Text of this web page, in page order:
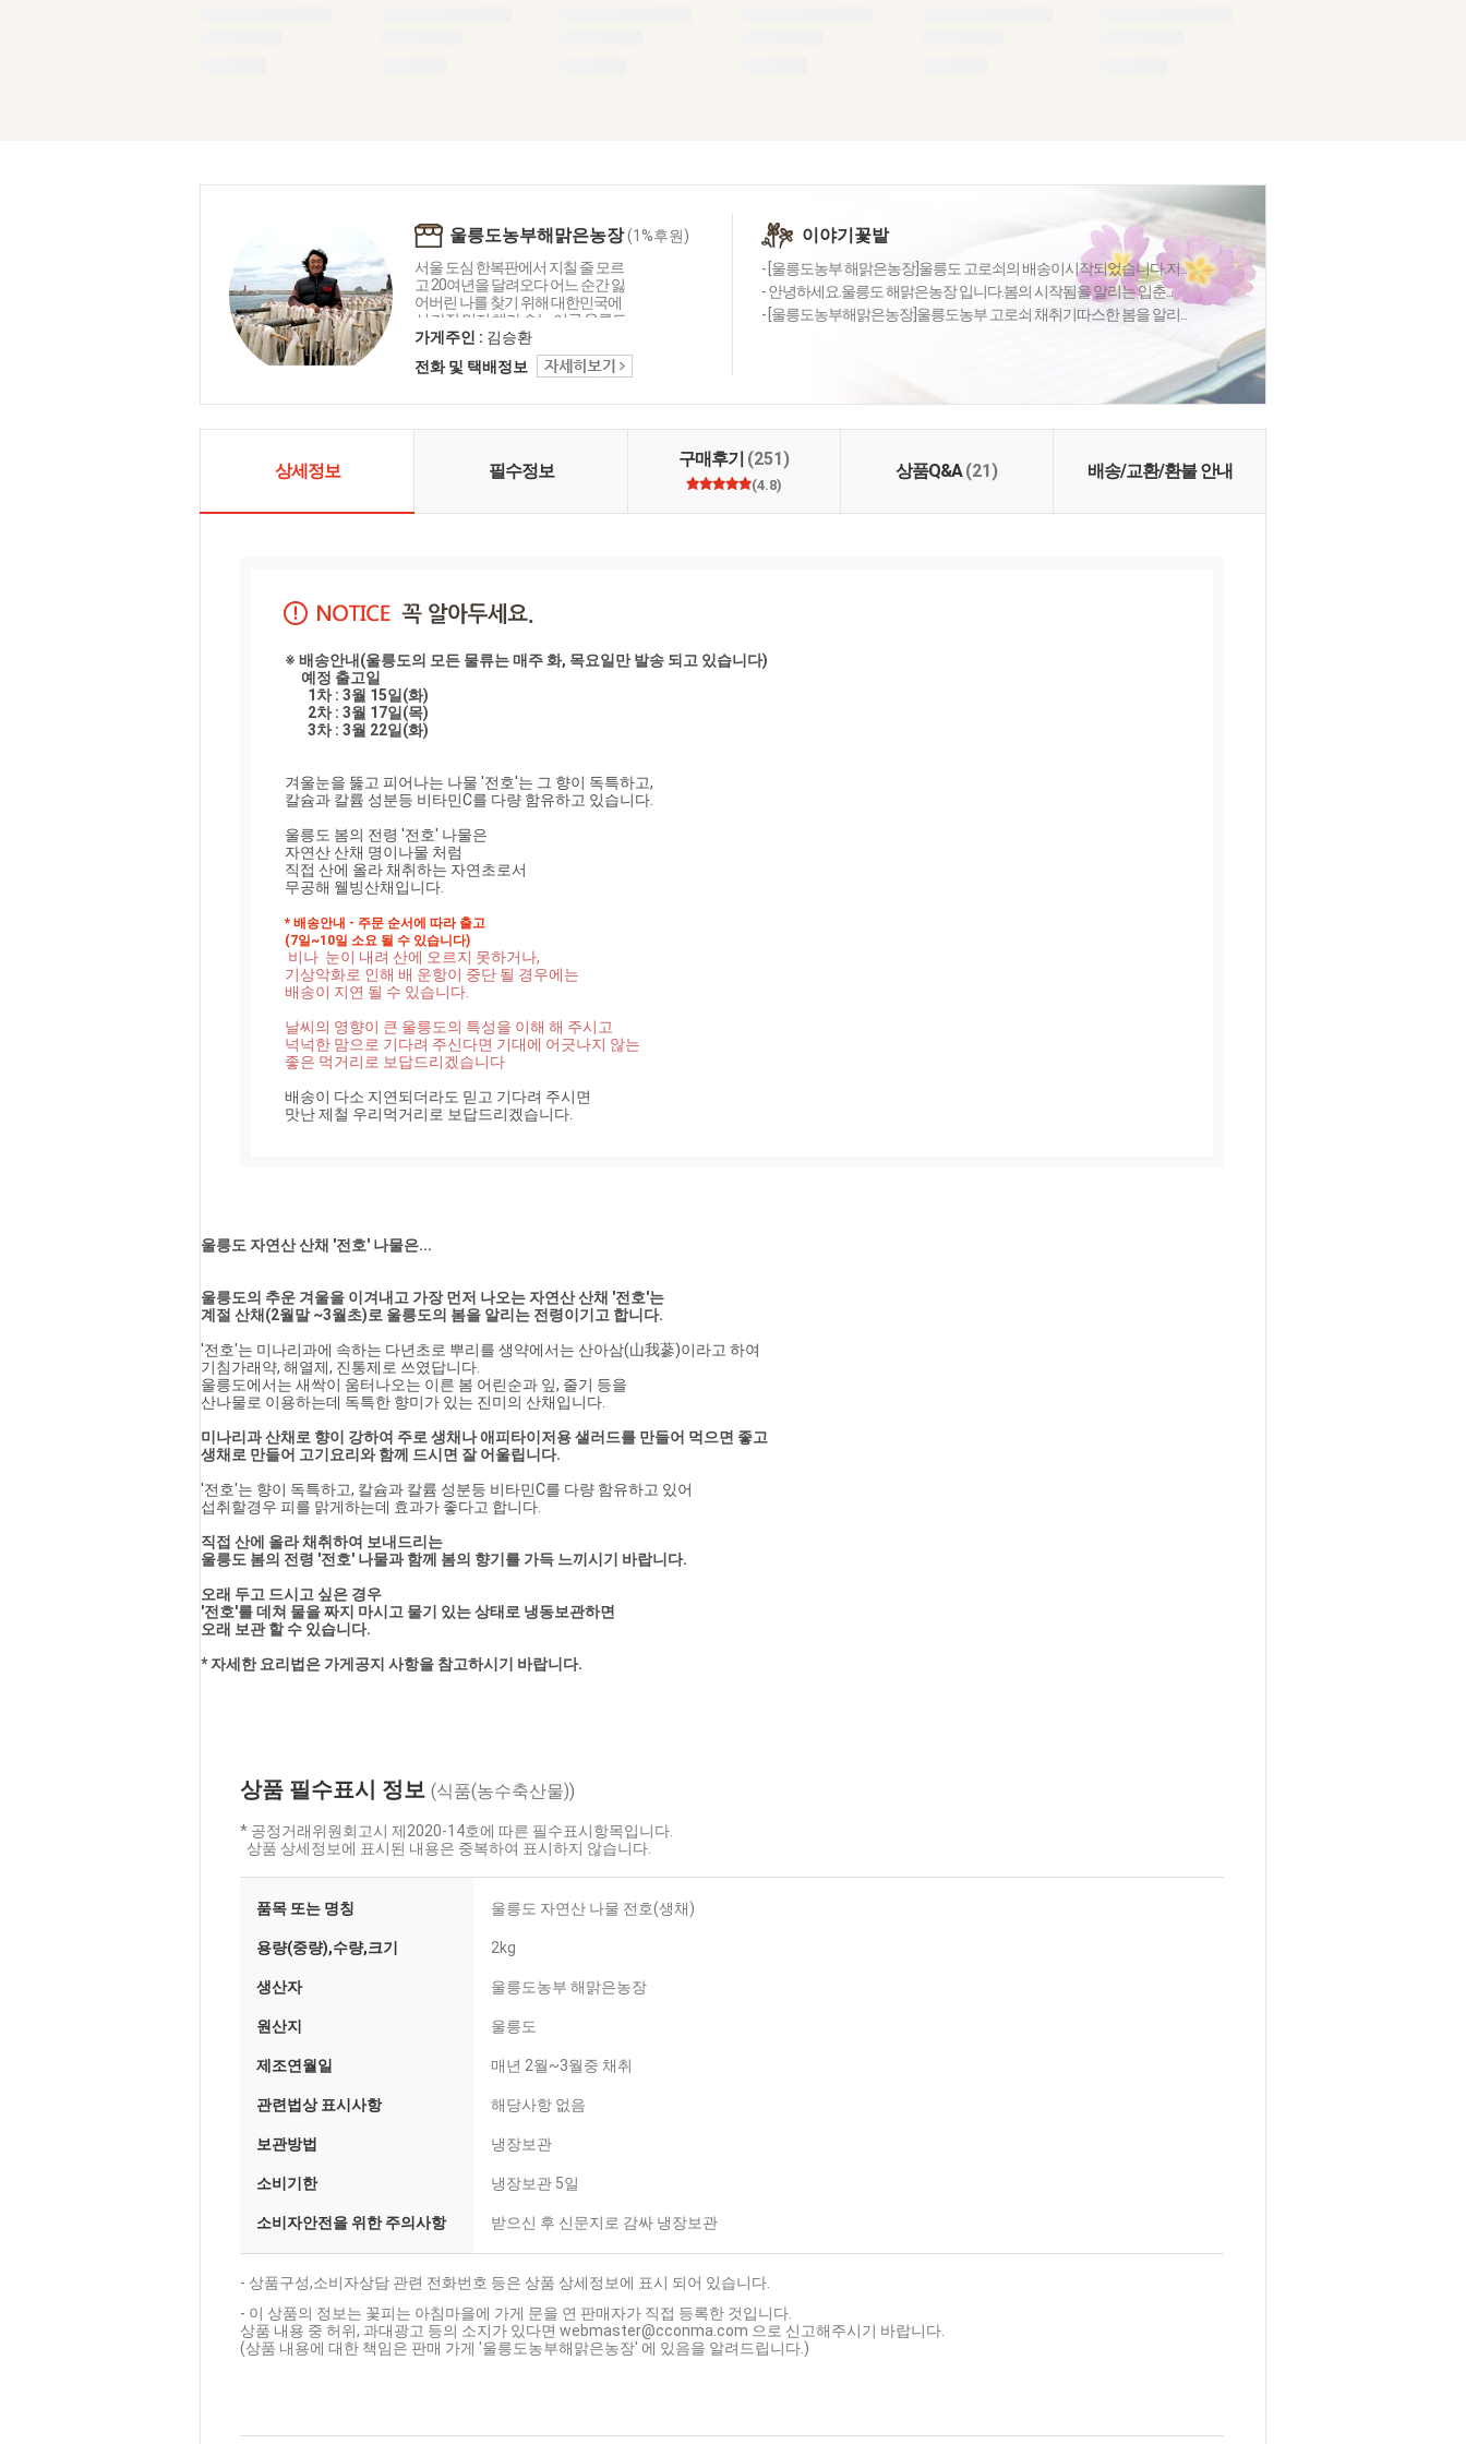
울릉도농부해맑은농장(1%후원)
서울 도심 한복판에서 지칠 줄 모르
고 20여년을 달려오다 어느 순간 잃
어버린 나를 찾기 위해 대한민국에
서 가장 먼저 해가 솟는 이곳 울릉도
에 정착하게 되었습니다. 어렵고 힘
든 섬 생활, 하지만 아름다운 사람, 아
름다운 자연이 주는 위로와 축복에
도의 자연을 함께 나누려 합니다.
가게주인 : 김승환
전화 및 택배정보
이야기꽃밭
- [울릉도농부 해맑은농장]울릉도 고로쇠의 배송이시작되었습니다.지...
- 안녕하세요.울릉도 해맑은농장 입니다.봄의 시작됨을 알리는 입춘...
- [울릉도농부해맑은농장]울릉도농부 고로쇠 채취기따스한 봄을 알리...
상세정보 필수정보
구매후기 (251)
(4.8)
상품Q&A(21) 배송/교환/환불 안내
※ 배송안내(울릉도의 모든 물류는 매주 화, 목요일만 발송 되고 있습니다)
겨울눈을 뚫고 피어나는 나물 '전호'는 그 향이 독특하고,
칼슘과 칼륨 성분등 비타민C를 다량 함유하고 있습니다.
울릉도 봄의 전령 '전호' 나물은
자연산 산채 명이나물 처럼
직접 산에 올라 채취하는 자연초로서
무공해 웰빙산채입니다.
* 배송안내 - 주문 순서에 따라 출고
(7일~10일 소요 될 수 있습니다)
기상악화로 인해 배 운항이 중단 될 경우에는
배송이 지연 될 수 있습니다.
날씨의 영향이 큰 울릉도의 특성을 이해 해 주시고
넉넉한 맘으로 기다려 주신다면 기대에 어긋나지 않는
좋은 먹거리로 보답드리겠습니다
배송이 다소 지연되더라도 믿고 기다려 주시면
맛난 제철 우리먹거리로 보답드리겠습니다.
울릉도 자연산 산채 '전호' 나물은...
울릉도의 추운 겨울을 이겨내고 가장 먼저 나오는 자연산 산채 '전호'는
계절 산채(2월말 ~3월초)로 울릉도의 봄을 알리는 전령이기고 합니다.
'전호'는 미나리과에 속하는 다년초로 뿌리를 생약에서는 산아삼(山我蔘)이라고 하여
기침가래약, 해열제, 진통제로 쓰였답니다.
울릉도에서는 새싹이 움터나오는 이른 봄 어린순과 잎, 줄기 등을
산나물로 이용하는데 독특한 향미가 있는 진미의 산채입니다.
미나리과 산채로 향이 강하여 주로 생채나 애피타이저용 샐러드를 만들어 먹으면 좋고
생채로 만들어 고기요리와 함께 드시면 잘 어울립니다.
'전호'는 향이 독특하고, 칼슘과 칼륨 성분등 비타민C를 다량 함유하고 있어
섭취할경우 피를 맑게하는데 효과가 좋다고 합니다.
직접 산에 올라 채취하여 보내드리는
울릉도 봄의 전령 '전호' 나물과 함께 봄의 향기를 가득 느끼시기 바랍니다.
오래 두고 드시고 싶은 경우
'전호'를 데쳐 물을 짜지 마시고 물기 있는 상태로 냉동보관하면
오래 보관 할 수 있습니다.
* 자세한 요리법은 가게공지 사항을 참고하시기 바랍니다.
상품 필수표시 정보 (식품(농수축산물))
* 공정거래위원회고시 제2020-14호에 따른 필수표시항목입니다.
상품 상세정보에 표시된 내용은 중복하여 표시하지 않습니다.
품목 또는 명칭 울릉도 자연산 나물 전호(생채)
용량(중량),수량,크기 2kg
생산자 울릉도농부 해맑은농장
원산지 울릉도
제조연월일 매년 2월~3월중 채취
관련법상 표시사항 해당사항 없음
보관방법 냉장보관
소비기한 냉장보관 5일
소비자안전을 위한 주의사항 받으신 후 신문지로 감싸 냉장보관
- 상품구성,소비자상담 관련 전화번호 등은 상품 상세정보에 표시 되어 있습니다.
- 이 상품의 정보는 꽃피는 아침마을에 가게 문을 연 판매자가 직접 등록한 것입니다.
상품 내용 중 허위, 과대광고 등의 소지가 있다면 webmaster@cconma.com 으로 신고해주시기 바랍니다.
(상품 내용에 대한 책임은 판매 가게 '울릉도농부해맑은농장' 에 있음을 알려드립니다.)